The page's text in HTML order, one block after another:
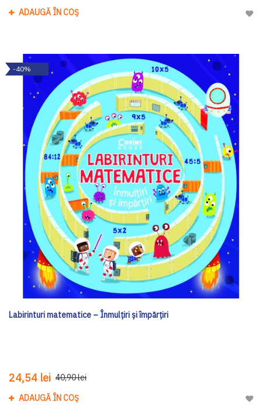
ADAUGĂ ÎN COȘ
-40%
Labirinturi matematice – Înmulțiri și împărțiri
24,54 lei 40,90 lei
ADAUGĂ ÎN COȘ